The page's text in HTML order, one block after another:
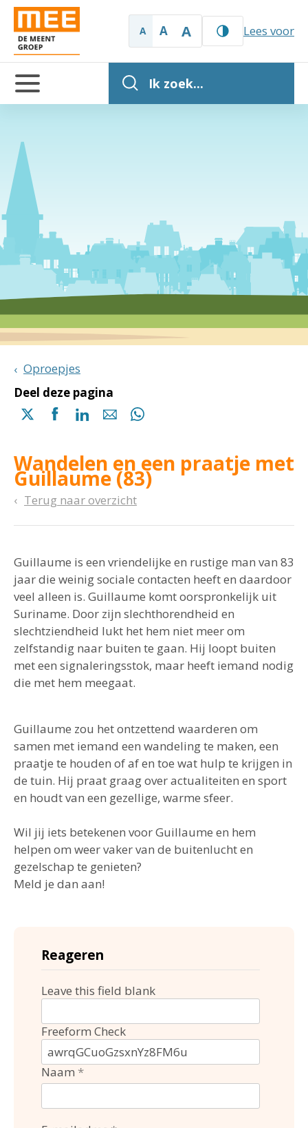
A A A Lees voor
Ik zoek...
Oproepjes
Deel deze pagina
Delen
(opent
in
een
nieuwe
Delen
(opent
in
een
nieuwe
Delen
(opent
in
een
nieuwe
Delen
mail
Delen
(opent
in
een
nieuwe
Wandelen en een praatje met
Guillaume (83)
Terug naar overzicht
Guillaume is een vriendelijke en rustige man van 83
jaar die weinig sociale contacten heeft en daardoor
veel alleen is. Guillaume komt oorspronkelijk uit
Suriname. Door zijn slechthorendheid en
slechtziendheid lukt het hem niet meer om
zelfstandig naar buiten te gaan. Hij loopt buiten
met een signaleringsstok, maar heeft iemand nodig
die met hem meegaat.
Guillaume zou het ontzettend waarderen om
samen met iemand een wandeling te maken, een
praatje te houden of af en toe wat hulp te krijgen in
de tuin. Hij praat graag over actualiteiten en sport
en houdt van een gezellige, warme sfeer.
Wil jij iets betekenen voor Guillaume en hem
helpen om weer vaker van de buitenlucht en
gezelschap te genieten?
Meld je dan aan!
Reageren
Leave this field blank
Freeform Check
Naam